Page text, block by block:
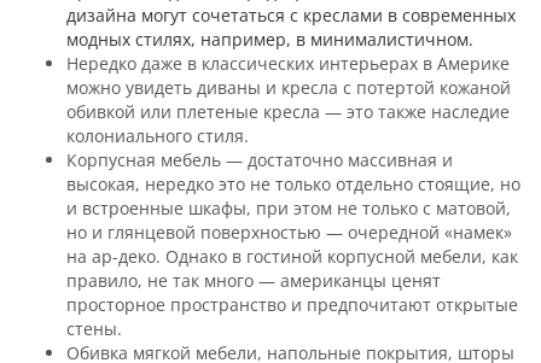
дизайна могут сочетаться с креслами в современных
модных стилях, например, в минималистичном.
Нередко даже в классических интерьерах в Америке
можно увидеть диваны и кресла с потертой кожаной
обивкой или плетеные кресла — это также наследие
колониального стиля.
Корпусная мебель — достаточно массивная и
высокая, нередко это не только отдельно стоящие, но
и встроенные шкафы, при этом не только с матовой,
но и глянцевой поверхностью — очередной «намек»
на ар-деко. Однако в гостиной корпусной мебели, как
правило, не так много — американцы ценят
просторное пространство и предпочитают открытые
стены.
Обивка мягкой мебели, напольные покрытия, шторы